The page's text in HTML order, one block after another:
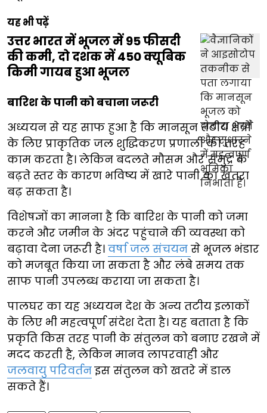
यह भी पढ़ें
उत्तर भारत में भूजल में 95 फीसदी
की कमी, दो दशक में 450 क्यूबिक
किमी गायब हुआ भूजल
बारिश के पानी को बचाना जरूरी
अध्ययन से यह साफ हुआ है कि मानसून तटीय क्षेत्रों
के लिए प्राकृतिक जल शुद्धिकरण प्रणाली की तरह
काम करता है। लेकिन बदलते मौसम और समुद्र के
बढ़ते स्तर के कारण भविष्य में खारे पानी का खतरा
बढ़ सकता है।
विशेषज्ञों का मानना है कि बारिश के पानी को जमा
करने और जमीन के अंदर पहुंचाने की व्यवस्था को
बढ़ावा देना जरूरी है। वर्षा जल संचयन से भूजल भंडार
को मजबूत किया जा सकता है और लंबे समय तक
साफ पानी उपलब्ध कराया जा सकता है।
पालघर का यह अध्ययन देश के अन्य तटीय इलाकों
के लिए भी महत्वपूर्ण संदेश देता है। यह बताता है कि
प्रकृति किस तरह पानी के संतुलन को बनाए रखने में
मदद करती है, लेकिन मानव लापरवाही और
जलवायु परिवर्तनइस संतुलन को खतरे में डाल
सकते हैं।